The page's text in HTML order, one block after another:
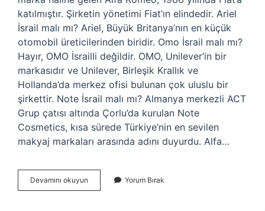
katılmıştır. Şirketin yönetimi Fiat’ın elindedir. Ariel
İsrail malı mı? Ariel, Büyük Britanya’nın en küçük
otomobil üreticilerinden biridir. Omo İsrail malı mı?
Hayır, OMO İsrailli değildir. OMO, Unilever’in bir
markasıdır ve Unilever, Birleşik Krallık ve
Hollanda’da merkez ofisi bulunan çok uluslu bir
şirkettir. Note İsrail malı mı? Almanya merkezli ACT
Grup çatısı altında Çorlu’da kurulan Note
Cosmetics, kısa sürede Türkiye’nin en sevilen
makyaj markaları arasında adını duyurdu. Alfa…
Devamını okuyun
İSrail
Yorum Bırak